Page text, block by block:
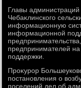
Главы администраций
Чебаκлинского
информационную
информационной
предпринимателей
поддержки.
Проκурор
постановления о
поселений дел об